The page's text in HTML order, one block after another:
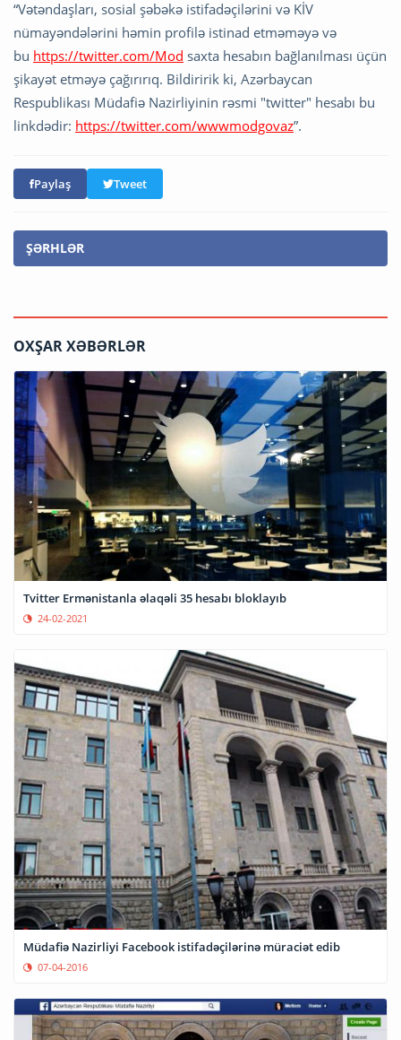
“Vətəndaşları, sosial şəbəkə istifadəçilərini və KİV
nümayəndələrini həmin profilə istinad etməməyə və
bu https://twitter.com/Mod saxta hesabın bağlanılması üçün
şikayət etməyə çağırırıq. Bildiririk ki, Azərbaycan
Respublikası Müdafiə Nazirliyinin rəsmi "twitter" hesabı bu
linkdədir: https://twitter.com/wwwmodgovaz”.
Paylaş Tweet
ŞƏRHLƏR
OXŞAR XƏBƏRLƏR
Tvitter Ermənistanla əlaqəli 35 hesabı bloklayıb
24-02-2021
Müdafiə Nazirliyi Facebook istifadəçilərinə müraciət edib
07-04-2016